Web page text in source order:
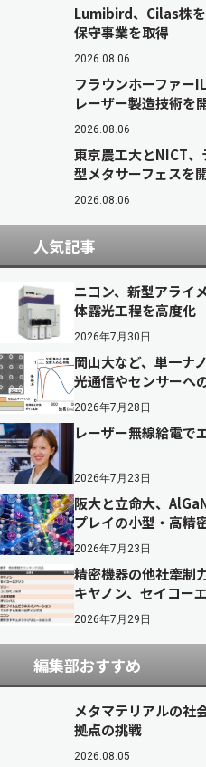
Lumibird、Cilas株
保守事業を取得
2026.08.06
フラウンホーファー
レーザー製造技術を
2026.08.06
東京農工大とNICT
型メタサーフェスを
2026.08.06
人気記事
ニコン、新型アラ
体露光工程を高度化
2026年7月30日
岡山大など、単一ナ
光通信やセンサーへ
2026年7月28日
レーザー無線給電で
2026年7月23日
阪大と立命大、
プレイの小型・高精
2026年7月23日
精密機器の他社牽制
キヤノン、セイコー
2026年7月29日
編集部おすすめ
メタマテリアルの
拠点の挑戦
2026.08.05